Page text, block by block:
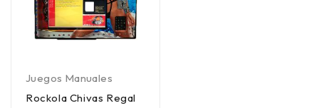
Juegos Manuales
Rockola Chivas Regal